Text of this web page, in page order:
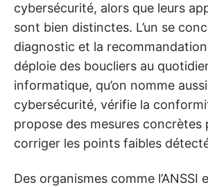
cybersécurité, alors que leurs
sont bien distinctes. L’un se
diagnostic et la
déploie des boucliers au
informatique, qu’on nomme
cybersécurité, vérifie la
propose des mesures concrètes
corriger les points faibles
Des organismes comme l’ANSSI